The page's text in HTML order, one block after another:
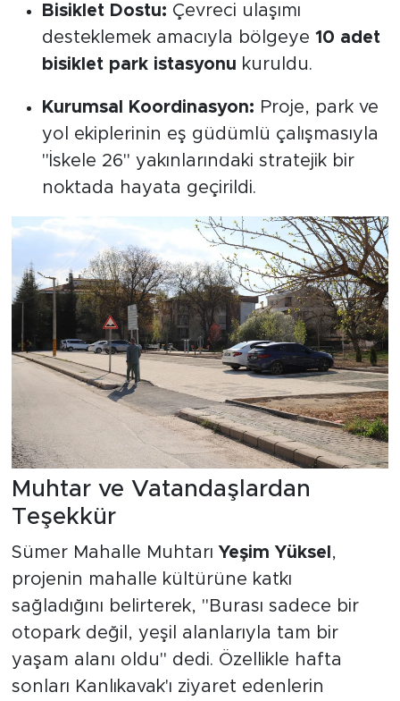
Bisiklet Dostu: Çevreci ulaşımı
desteklemek amacıyla bölgeye 10 adet
bisiklet park istasyonu kuruldu.
Kurumsal Koordinasyon: Proje, park ve
yol ekiplerinin eş güdümlü çalışmasıyla
"İskele 26" yakınlarındaki stratejik bir
noktada hayata geçirildi.
Muhtar ve Vatandaşlardan
Teşekkür
Sümer Mahalle MuhtarıYeşim Yüksel ,
projenin mahalle kültürüne katkı
sağladığını belirterek, "Burası sadece bir
otopark değil, yeşil alanlarıyla tam bir
yaşam alanı oldu" dedi. Özellikle hafta
sonları Kanlıkavak'ı ziyaret edenlerin